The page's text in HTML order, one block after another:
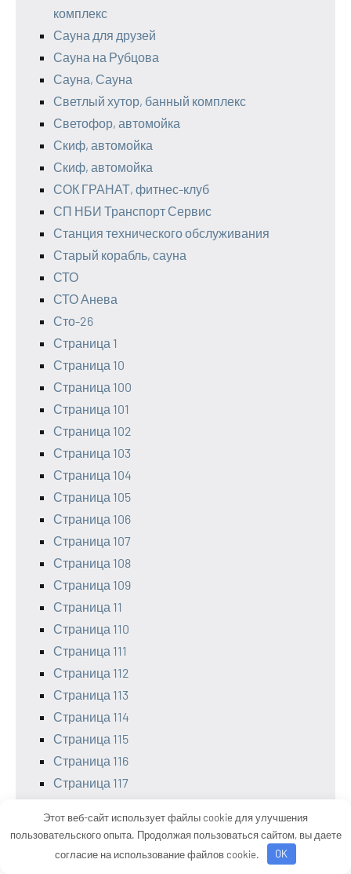
комплекс
Сауна для друзей
Сауна на Рубцова
Сауна, Сауна
Светлый хутор, банный комплекс
Светофор, автомойка
Скиф, автомойка
Скиф, автомойка
СОК ГРАНАТ, фитнес-клуб
СП НБИ Транспорт Сервис
Станция технического обслуживания
Старый корабль, сауна
СТО
СТО Анева
Сто-26
Страница 1
Страница 10
Страница 100
Страница 101
Страница 102
Страница 103
Страница 104
Страница 105
Страница 106
Страница 107
Страница 108
Страница 109
Страница 11
Страница 110
Страница 111
Страница 112
Страница 113
Страница 114
Страница 115
Страница 116
Страница 117
Этот веб-сайт использует файлы cookie для улучшения
пользовательского опыта. Продолжая пользоваться сайтом, вы даете
согласие на использование файлов cookie.
OK